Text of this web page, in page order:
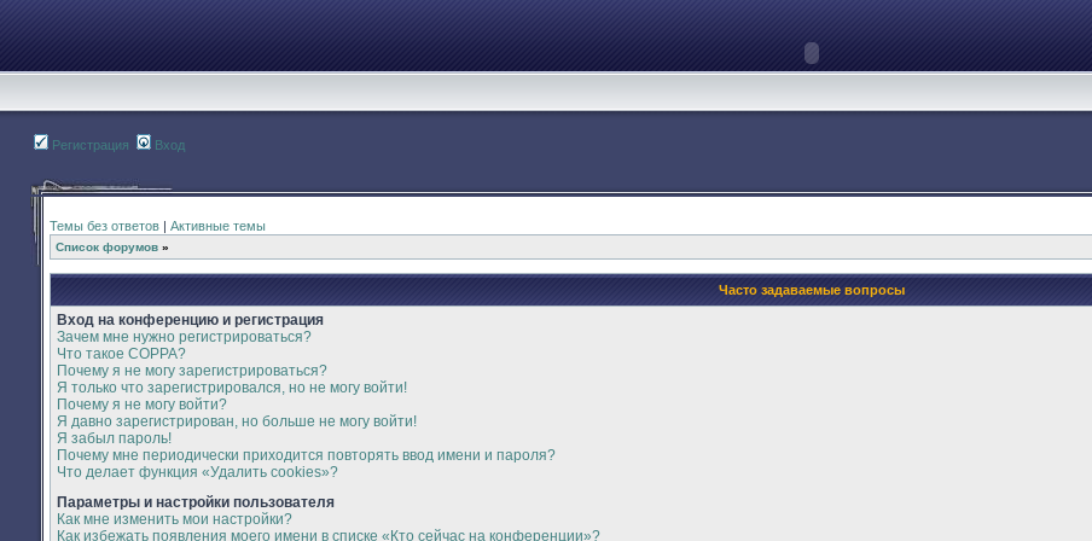
Регистрация Вход
Темы без ответов | Активные темы
Список форумов »
Часто задаваемые вопросы
Вход на конференцию и регистрация
Зачем мне нужно регистрироваться?
Что такое COPPA?
Почему я не могу зарегистрироваться?
Я только что зарегистрировался, но не могу войти!
Почему я не могу войти?
Я давно зарегистрирован, но больше не могу войти!
Я забыл пароль!
Почему мне периодически приходится повторять ввод имени и пароля?
Что делает функция «Удалить cookies»?
Параметры и настройки пользователя
Как мне изменить мои настройки?
Как избежать появления моего имени в списке «Кто сейчас на конференции»?